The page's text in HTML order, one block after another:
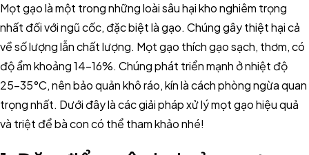
Mọt gạo là một trong những loài sâu hại kho nghiêm trọng
nhất đối với ngũ cốc, đặc biệt là gạo. Chúng gây thiệt hại cả
về số lượng lẫn chất lượng. Mọt gạo thích gạo sạch, thơm, có
độ ẩm khoảng 14-16%. Chúng phát triển mạnh ở nhiệt độ
25-35°C, nên bảo quản khô ráo, kín là cách phòng ngừa quan
trọng nhất. Dưới đây là các giải pháp xử lý mọt gạo hiệu quả
và triệt để bà con có thể tham khảo nhé!